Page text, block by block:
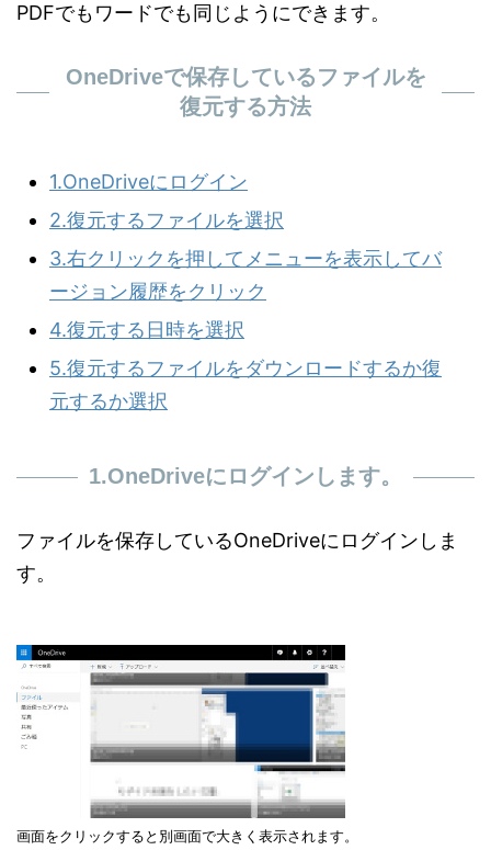
PDFでもワードでも同じようにできます。
OneDriveで保存しているファイルを
復元する方法
1.OneDriveにログイン
2.復元するファイルを選択
3.右クリックを押してメニューを表示してバ
ージョン履歴をクリック
4.復元する日時を選択
5.復元するファイルをダウンロードするか復
元するか選択
1.OneDriveにログインします。
ファイルを保存しているOneDriveにログインしま
す。
画面をクリックすると別画面で大きく表示されます。